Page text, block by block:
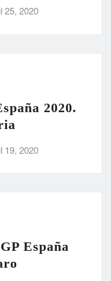
25, 2020
2020.
19, 2020
España